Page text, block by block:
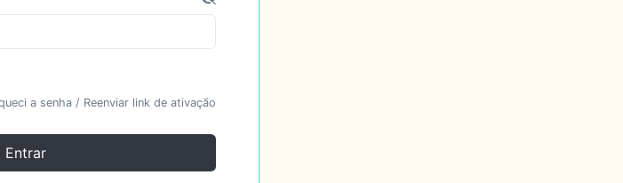
a senha/ Reenviar link de ativação
Entrar